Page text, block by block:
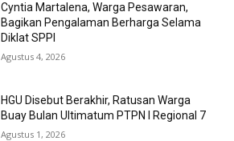
Cyntia Martalena, Warga Pesawaran,
Bagikan Pengalaman Berharga Selama
Diklat SPPI
Agustus 4, 2026
HGU Disebut Berakhir, Ratusan Warga
Buay Bulan Ultimatum PTPN I Regional 7
Agustus 1, 2026